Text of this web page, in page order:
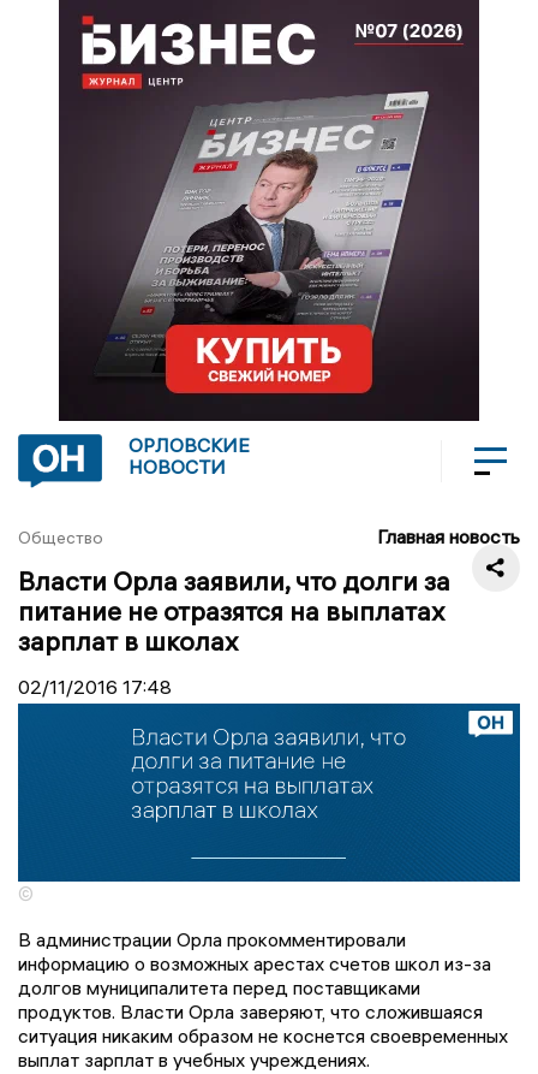
ОРЛОВСКИЕ
НОВОСТИ
Общество Главная новость
Власти Орла заявили, что долги за
питание не отразятся на выплатах
зарплат в школах
02/11/2016 17:48
©
В администрации Орла прокомментировали
информацию о возможных арестах счетов школ из-за
долгов муниципалитета перед поставщиками
продуктов. Власти Орла заверяют, что сложившаяся
ситуация никаким образом не коснется своевременных
выплат зарплат в учебных учреждениях.